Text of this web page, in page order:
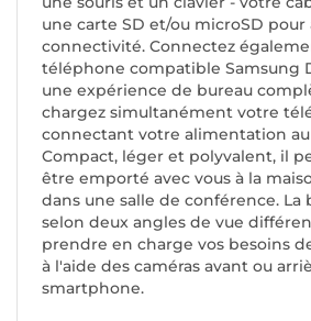
une carte SD et/ou microSD
connectivité. Connectez
téléphone compatible Samsung
une expérience de bureau
chargez simultanément votre
connectant votre alimentation au
Compact, léger et polyvalent, il
être emporté avec vous à la
dans une salle de conférence. La
selon deux angles de vue
prendre en charge vos besoins
à l'aide des caméras avant ou
smartphone.